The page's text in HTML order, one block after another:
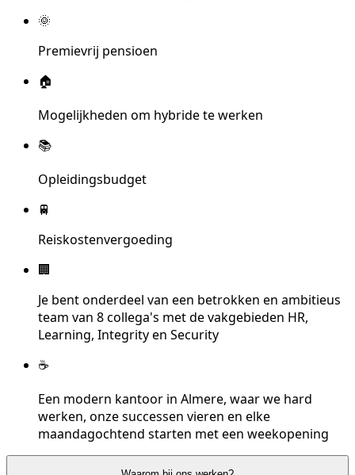
🌞
Premievrij pensioen
🏠
Mogelijkheden om hybride te werken
📚
Opleidingsbudget
🚆
Reiskostenvergoeding
🏢
Je bent onderdeel van een betrokken en ambitieus
team van 8 collega's met de vakgebieden HR,
Learning, Integrity en Security
☕
Een modern kantoor in Almere, waar we hard
werken, onze successen vieren en elke
maandagochtend starten met een weekopening